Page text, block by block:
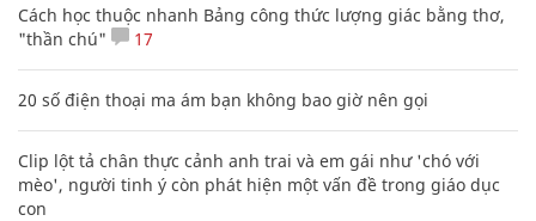
Cách học thuộc nhanh Bảng công thức lượng giác bằng thơ,
"thần chú"
17
20 số điện thoại ma ám bạn không bao giờ nên gọi
Clip lột tả chân thực cảnh anh trai và em gái như 'chó với
mèo', người tinh ý còn phát hiện một vấn đề trong giáo dục
con